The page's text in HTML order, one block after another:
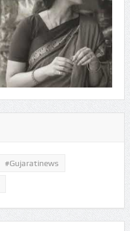
#gujaratinews